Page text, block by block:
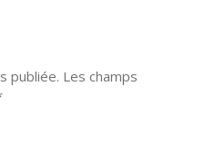
publiée. Les champs